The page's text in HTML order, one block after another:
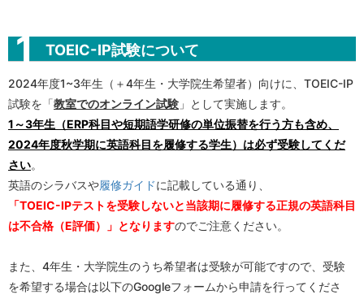
TOEIC-IP試験について
2024年度1~3年生（＋4年生・大学院生希望者）向けに、TOEIC-IP
試験を「教室でのオンライン試験 」として実施します。
1～3年生（ERP科目や短期語学研修の単位振替を行う方も含め、
2024年度秋学期に英語科目を履修する学生）は必ず受験してくだ
さい。
英語のシラバスや履修ガイドに記載している通り、
「TOEIC-IPテストを受験しないと当該期に履修する正規の英語科目
は不合格（E評価）」となりますのでご注意ください。
また、4年生・大学院生のうち希望者は受験が可能ですので、受験
を希望する場合は以下のGoogleフォームから申請を行ってくださ